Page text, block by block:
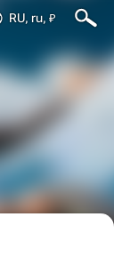
RU, ru, ₽